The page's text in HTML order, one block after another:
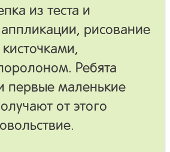
из теста и
рисование
Ребята
первые маленькие
от этого